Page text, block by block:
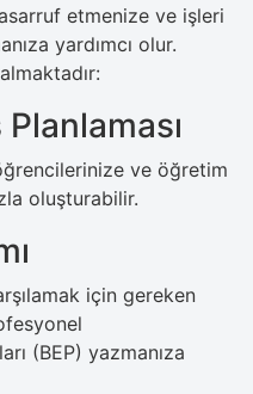
etmenize ve işleri
yardımcı olur.
ve öğretim
oluşturabilir.
için gereken
(BEP) yazmanıza